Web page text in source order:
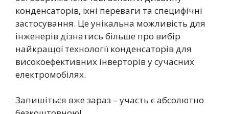
конденсаторів, їхні переваги та специфічні
застосування. Це унікальна можливість для
інженерів дізнатись більше про вибір
найкращої технології конденсаторів для
високоефективних інверторів у сучасних
електромобілях.
Запишіться вже зараз – участь є абсолютно